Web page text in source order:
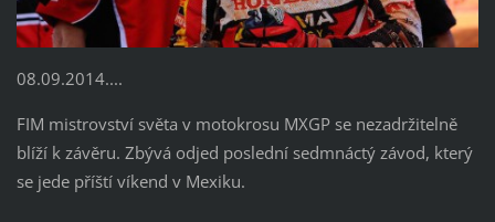
08.09.2014....
FIM mistrovství světa v motokrosu MXGP se nezadržitelně
blíží k závěru. Zbývá odjed poslední sedmnáctý závod, který
se jede příští víkend v Mexiku.